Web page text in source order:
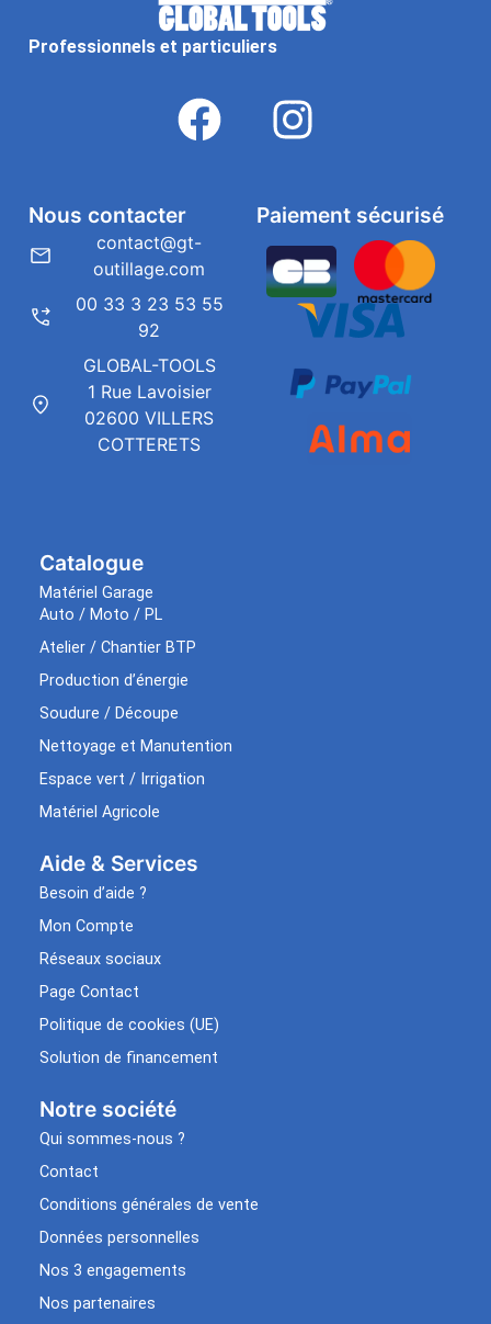
Professionnels et particuliers
Catalogue
Matériel Garage
Auto / Moto / PL
Atelier / Chantier BTP
Production d’énergie
Soudure / Découpe
Nettoyage et Manutention
Espace vert / Irrigation
Matériel Agricole
Aide & Services​
Besoin d’aide ?
Mon Compte
Réseaux sociaux
Page Contact
Politique de cookies (UE)
Solution de financement
Notre société
Qui sommes-nous ?
Contact
Conditions générales de vente
Données personnelles
Nos 3 engagements
Nos partenaires
Paiement sécurisé
Nous contacter
contact@gt-
outillage.com
00 33 3 23 53 55
92
GLOBAL-TOOLS
1 Rue Lavoisier
02600 VILLERS
COTTERETS